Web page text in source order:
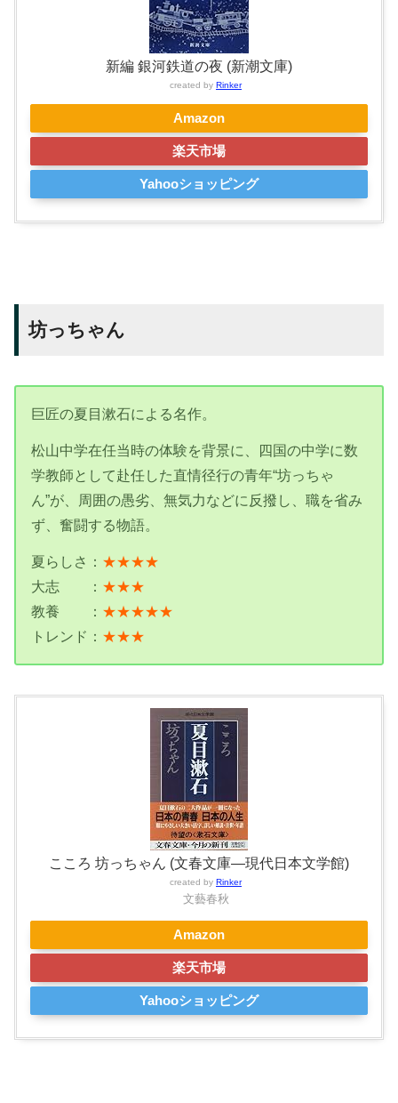
新編 銀河鉄道の夜 (新潮文庫)
created by Rinker
Amazon
楽天市場
Yahooショッピング
坊っちゃん
巨匠の夏目漱石による名作。
松山中学在任当時の体験を背景に、四国の中学に数
学教師として赴任した直情径行の青年“坊っちゃ
ん”が、周囲の愚劣、無気力などに反撥し、職を省み
ず、奮闘する物語。
夏らしさ： ★★★★
大志 ： ★★★
教養 ： ★★★★★
トレンド： ★★★
こころ 坊っちゃん (文春文庫―現代日本文学館)
created by Rinker
文藝春秋
Amazon
楽天市場
Yahooショッピング